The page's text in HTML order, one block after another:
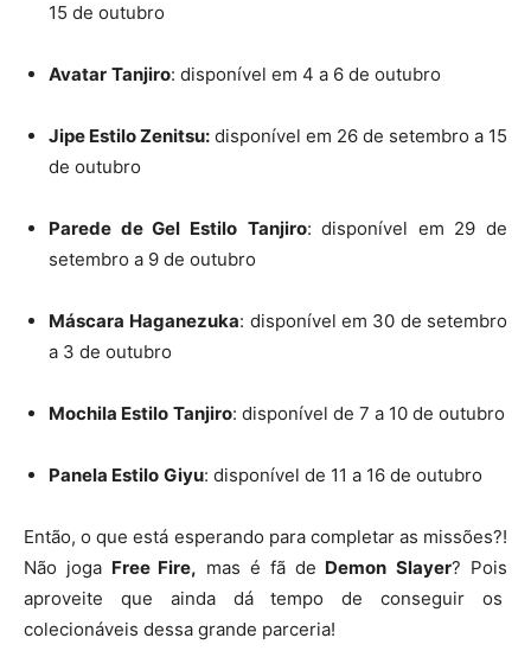
15 de outubro
Avatar Tanjiro: disponível em 4 a 6 de outubro
Jipe Estilo Zenitsu: disponível em 26 de setembro a 15
de outubro
Parede de Gel Estilo Tanjiro: disponível em 29 de
setembro a 9 de outubro
Máscara Haganezuka: disponível em 30 de setembro
a 3 de outubro
Mochila Estilo Tanjiro: disponível de 7 a 10 de outubro
Panela Estilo Giyu: disponível de 11 a 16 de outubro
Então, o que está esperando para completar as missões?!
Não joga Free Fire, mas é fã de Demon Slayer? Pois
aproveite que ainda dá tempo de conseguir os
colecionáveis dessa grande parceria!